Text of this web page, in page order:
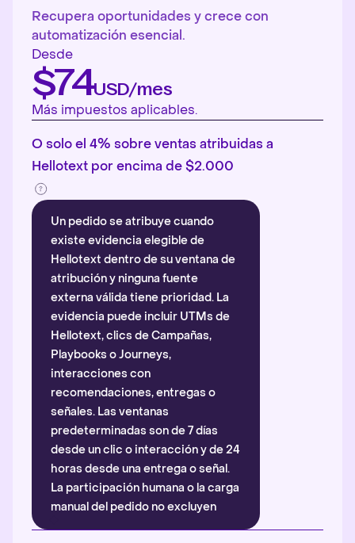
Recupera oportunidades y crece con
automatización esencial.
Desde
$74USD/mes
Más impuestos aplicables.
O solo el 4% sobre ventas atribuidas a
Hellotext por encima de $2.000
Un pedido se atribuye cuando
existe evidencia elegible de
Hellotext dentro de su ventana de
atribución y ninguna fuente
externa válida tiene prioridad. La
evidencia puede incluir UTMs de
Hellotext, clics de Campañas,
Playbooks o Journeys,
interacciones con
recomendaciones, entregas o
señales. Las ventanas
predeterminadas son de 7 días
desde un clic o interacción y de 24
horas desde una entrega o señal.
La participación humana o la carga
manual del pedido no excluyen
automáticamente la atribución.